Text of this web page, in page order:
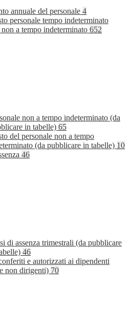
annuale del personale 4
personale tempo indeterminato
non a tempo indeterminato 652
non a tempo indeterminato (da
in tabelle) 65
del personale non a tempo
(da pubblicare in tabelle) 10
46
di assenza trimestrali (da pubblicare
46
e autorizzati ai dipendenti
non dirigenti) 70